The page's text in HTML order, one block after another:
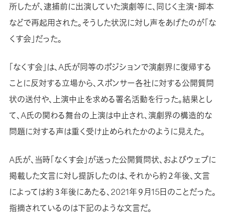
所したが、逮捕前に出演していた演劇等に、同じく主演・脚本
などで再起用された。そうした状況に対し声をあげたのが「な
くす会」だった。
「なくす会」は、A氏が同等のポジションで演劇界に復帰する
ことに反対する立場から、スポンサー各社に対する公開質問
状の送付や、上演中止を求める署名活動を行った。結果とし
て、A氏の関わる舞台の上演は中止され、演劇界の構造的な
問題に対する声は重く受け止められたかのように見えた。
A氏が、当時「なくす会」が送った公開質問状、およびウェブに
掲載した文言に対し提訴したのは、それから約２年後、文言
によっては約３年後にあたる、2021年９月15日のことだった。
指摘されているのは下記のような文言だ。